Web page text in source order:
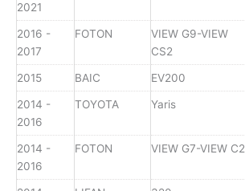
2021
2016 -
2017
FOTON
VIEW G9-VIEW
CS2
2015 BAIC EV200
2014 -
2016
TOYOTA Yaris
2014 -
2016
FOTON VIEW G7-VIEW C2